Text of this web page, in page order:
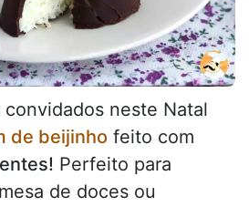
neste Natal
de beijinho feito com
Perfeito para
de doces ou